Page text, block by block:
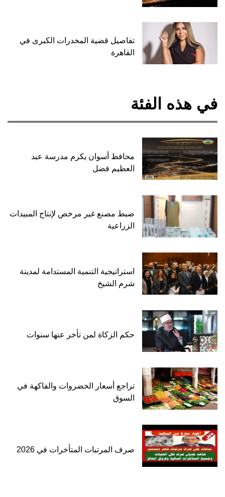
تفاصيل قضية المخدرات الكبرى في
القاهرة
في هذه الفئة
محافظ أسوان يكرم مدرسة عبد
العظيم فضل
ضبط مصنع غير مرخص لإنتاج المبيدات
الزراعية
استراتيجية التنمية المستدامة لمدينة
شرم الشيخ
حكم الزكاة لمن تأخر عنها سنوات
تراجع أسعار الخضروات والفاكهة في
السوق
صرف المرتبات المتأخرات في 2026